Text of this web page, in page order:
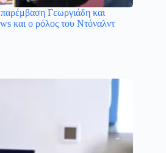
Γεωργιάδη και
και ο ρόλος του Ντόναλντ